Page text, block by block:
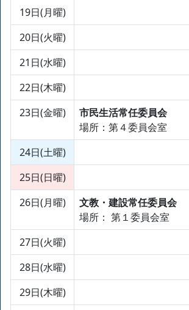
19日(月曜)
20日(火曜)
21日(水曜)
22日(木曜)
23日(金曜)
市民生活常任委員会
場所：第４委員会室
24日(土曜)
25日(日曜)
26日(月曜)
文教・建設常任委員会
場所： 第１委員会室
27日(火曜)
28日(水曜)
29日(木曜)